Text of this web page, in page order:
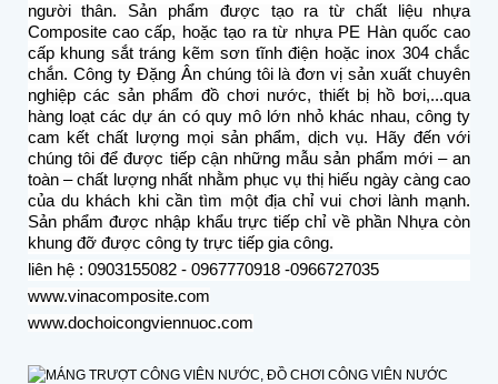
người thân. Sản phẩm được tạo ra từ chất liệu nhựa
Composite cao cấp, hoặc tạo ra từ nhựa PE Hàn quốc cao
cấp khung sắt tráng kẽm sơn tĩnh điện hoặc inox 304 chắc
chắn. Công ty Đặng Ân chúng tôi là đơn vị sản xuất chuyên
nghiệp các sản phẩm đồ chơi nước, thiết bị hồ bơi,...qua
hàng loạt các dự án có quy mô lớn nhỏ khác nhau, công ty
cam kết chất lượng mọi sản phẩm, dịch vụ. Hãy đến với
chúng tôi để được tiếp cận những mẫu sản phẩm mới – an
toàn – chất lượng nhất nhằm phục vụ thị hiếu ngày càng cao
của du khách khi cần tìm một địa chỉ vui chơi lành mạnh.
Sản phẩm được nhập khẩu trực tiếp chỉ về phần Nhựa còn
khung đỡ được công ty trực tiếp gia công.
liên hệ : 0903155082 - 0967770918 -0966727035
www.vinacomposite.com
www.dochoicongviennuoc.com